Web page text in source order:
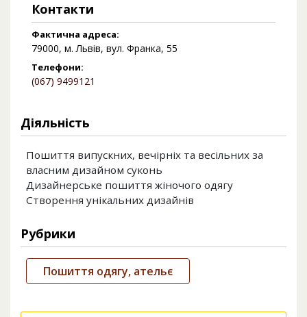
Контакти
Фактична адреса:
79000, м. Львів, вул. Франка, 55
Телефони:
(067) 9499121
Діяльність
Пошиття випускних, вечірніх та весільних за
власним дизайном суконь
Дизайнерське пошиття жіночого одягу
Створення унікальних дизайнів
Рубрики
Пошиття одягу, ательє